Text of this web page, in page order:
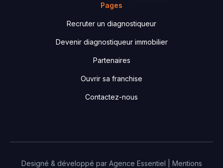
Pages
Recruter un diagnostiqueur
Devenir diagnostiqueur immobilier
Partenaires
Ouvrir sa franchise
Contactez-nous
Designé & développé par Agence Essentiel
Mentions